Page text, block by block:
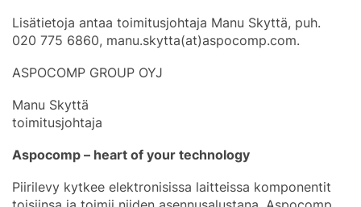
Lisätietoja antaa toimitusjohtaja Manu Skyttä, puh.
020 775 6860, manu.skytta(at)aspocomp.com.
ASPOCOMP GROUP OYJ
Manu Skyttä
toimitusjohtaja
Aspocomp – heart of your technology
Piirilevy kytkee elektronisissa laitteissa komponentit